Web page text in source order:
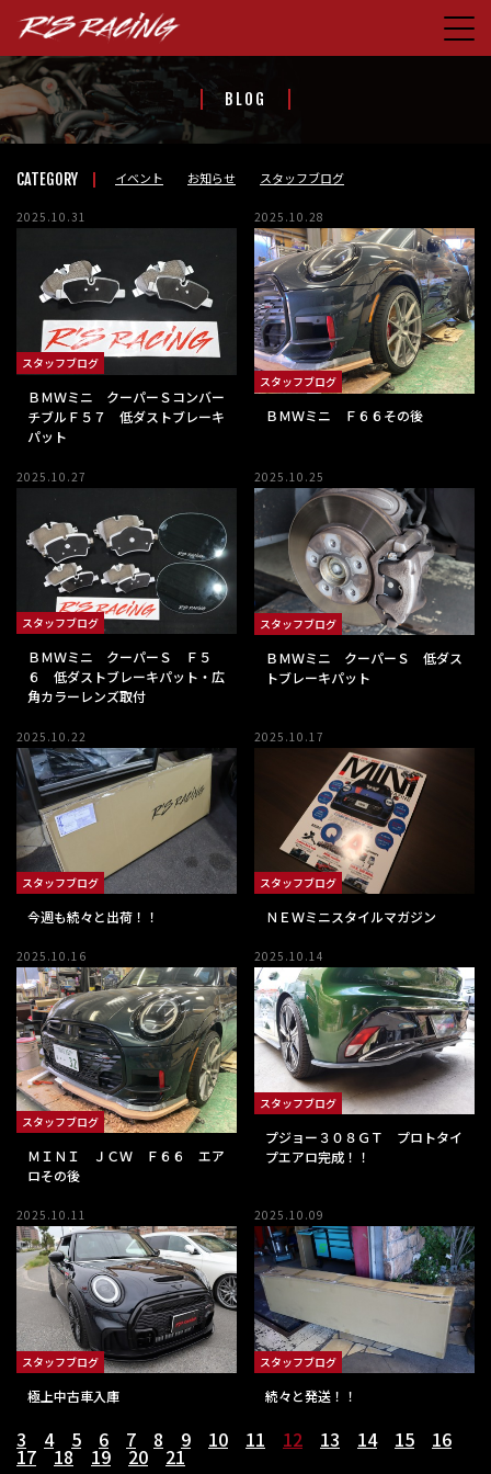
HOME
CONCEPT
PRODUCTS
STORE
BLOG
ABOUT US
CONTACT
FACEBOOK
BLOG
CATEGORY イベント お知らせ スタッフブログ
2025.10.31
スタッフブログ
ＢＭＷミニ クーパーＳコンバー
チブルＦ５７ 低ダストブレーキ
パット
2025.10.28
スタッフブログ
ＢＭＷミニ Ｆ６６その後
2025.10.27
スタッフブログ
ＢＭＷミニ クーパーＳ Ｆ５
６ 低ダストブレーキパット・広
角カラーレンズ取付
2025.10.25
スタッフブログ
ＢＭＷミニ クーパーＳ 低ダス
トブレーキパット
2025.10.22
スタッフブログ
今週も続々と出荷！！
2025.10.17
スタッフブログ
ＮＥＷミニスタイルマガジン
2025.10.16
スタッフブログ
ＭＩＮＩ ＪＣＷ Ｆ６６ エア
ロその後
2025.10.14
スタッフブログ
プジョー３０８ＧＴ プロトタイ
プエアロ完成！！
2025.10.11
スタッフブログ
極上中古車入庫
2025.10.09
スタッフブログ
続々と発送！！
3 4 5 6 7 8 9 10 11 12 13 14 15 16
17 18 19 20 21